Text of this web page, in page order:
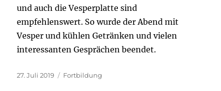
und auch die Vesperplatte sind
empfehlenswert. So wurde der Abend mit
Vesper und kühlen Getränken und vielen
interessanten Gesprächen beendet.
Veröffentlicht
27. Juli 2019 Kategorien
Fortbildung